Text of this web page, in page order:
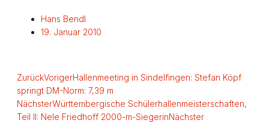
Hans Bendl
19. Januar 2010
ZurückVorigerHallenmeeting in Sindelfingen: Stefan Köpf
springt DM-Norm: 7,39 m
NächsterWürttembergische Schülerhallenmeisterschaften,
Teil II: Nele Friedhoff 2000-m-SiegerinNächster